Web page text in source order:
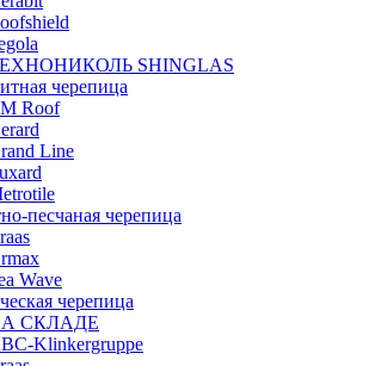
SHINGLAS
черепица
Roof
Line
песчаная черепица
Wave
черепица
СКЛАДЕ
Klinkergruppe